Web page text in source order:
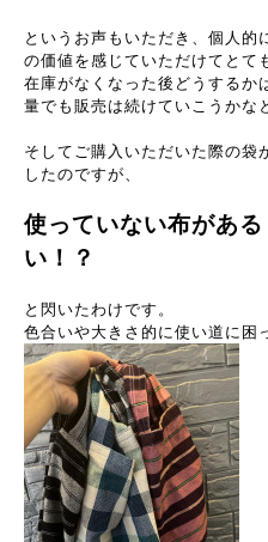
というお声もいただき、個人的
の価値を感じていただけてとて
在庫がなくなった後どうするか
量でも販売は続けていこうかな
そしてご購入いただいた際の袋
したのですが、
使っていない布があ
い！？
と閃いたわけです。
色合いや大きさ的に使い道に困